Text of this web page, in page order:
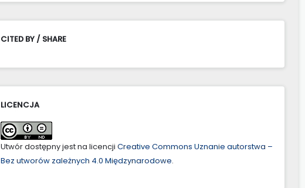
CITED BY / SHARE
LICENCJA
Utwór dostępny jest na licencji Creative Commons Uznanie autorstwa –
Bez utworów zależnych 4.0 Międzynarodowe.